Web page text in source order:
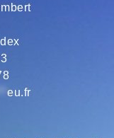
eu.fr